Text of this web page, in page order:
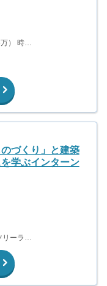
フルコミッション制（１成約あたり10~25万） 時給換算で（2000円〜2500円）程度が目安となります。 月100万を稼ぐ学生多数在籍しています。 ■収入例 〇入社1か月目（早稲田大学2年生） 役職：アポインター 月間1契約×10万円＝10万円 ＋交通費 〇入社3か月目（明治大学2年生） 役職：アポインター 月間2契約×13万円＝26万円 ＋交通費 〇入社6か月目（慶應義塾大学3年生） 役職：アポインター 月間5契約×15万円＝75万円 ＋交通費 〇入社15か月目（東京大学3年生） 役職：クローザー 月間3契約×25万=75万円 ＋交通費 交通費支給あり
づくり」と建築
学ぶインターン